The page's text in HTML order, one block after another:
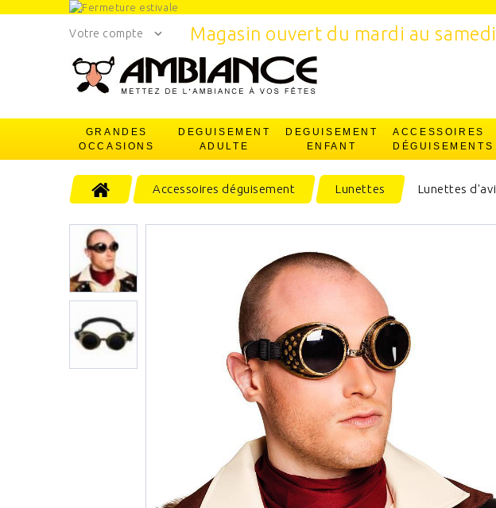
Votre compte Magasin ouvert du mardi au
GRANDES
OCCASIONS
DEGUISEMENT
ADULTE
DEGUISEMENT
ENFANT
ACCESSOIRES
DÉGUISEMENTS
Accessoires déguisement Lunettes Lunettes